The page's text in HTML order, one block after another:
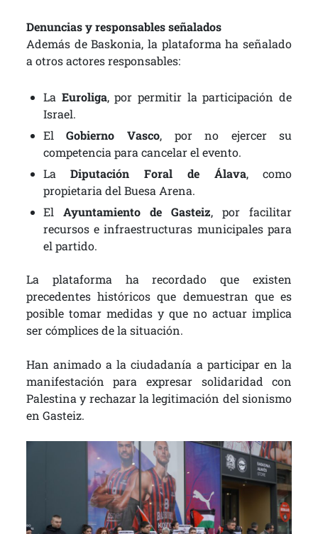
Denuncias y responsables señalados
Además de Baskonia, la plataforma ha señalado
a otros actores responsables:
La Euroliga, por permitir la participación de
Israel.
ElGobierno Vasco, por no ejercer su
competencia para cancelar el evento.
LaDiputación Foral de Álava, como
propietaria del Buesa Arena.
El Ayuntamiento de Gasteiz, por facilitar
recursos e infraestructuras municipales para
el partido.
La plataforma ha recordado que existen
precedentes históricos que demuestran que es
posible tomar medidas y que no actuar implica
ser cómplices de la situación.
Han animado a la ciudadanía a participar en la
manifestación para expresar solidaridad con
Palestina y rechazar la legitimación del sionismo
en Gasteiz.